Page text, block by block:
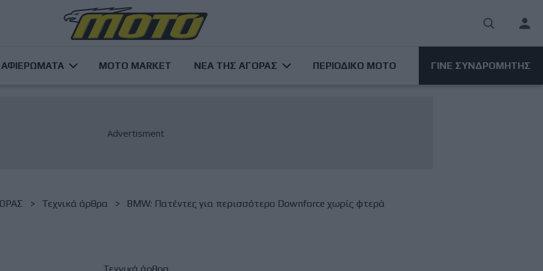
User
ΑΦΙΕΡΩΜΑΤΑ MOTO MARKET ΝΕΑ ΤΗΣ ΑΓΟΡΑΣ ΠΕΡΙΟΔΙΚΟ ΜΟΤΟ ΓΙΝΕ ΣΥΝΔΡΟΜΗΤΗΣ
Τεχνικά άρθρα BMW: Πατέντες για περισσότερο Downforce χωρίς φτερά